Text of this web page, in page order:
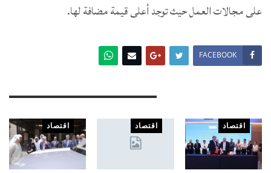
على مجالات العمل حيث توجد أعلى قيمة مضافة لها.
FACEBOOK
اقتصاد اقتصاد اقتصاد